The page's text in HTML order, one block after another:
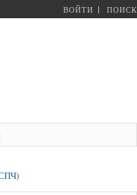
ВОЙТИ ПОИСК